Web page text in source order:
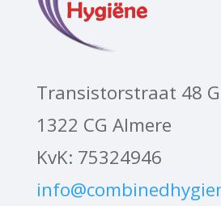
Transistorstraat 48
1322 CG Almere
KvK: 75324946